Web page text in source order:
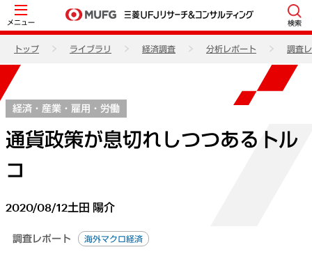
メニュー 検索
トップ ライブラリ 経済調査 分析レポート 調査
経済・産業・雇用・労働
通貨政策が息切れしつつあるトル
コ
2020/08/12土田 陽介
調査レポート 海外マクロ経済